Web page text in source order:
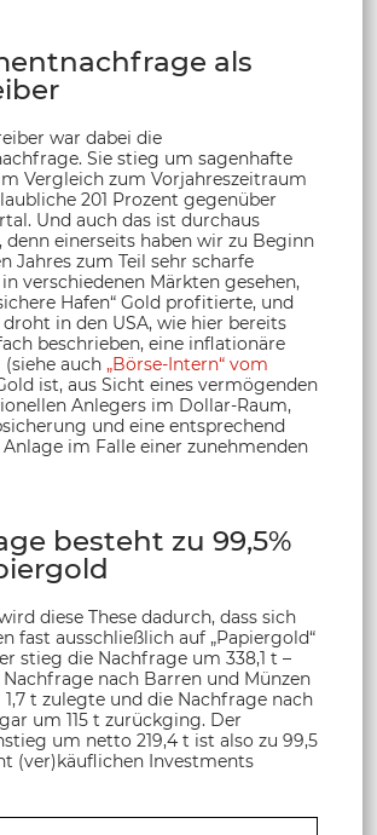
als
war dabei die
Sie stieg um sagenhafte
Vergleich zum Vorjahreszeitraum
201 Prozent gegenüber
Und auch das ist durchaus
denn einerseits haben wir zu Beginn
Jahres zum Teil sehr scharfe
verschiedenen Märkten gesehen,
Hafen“ Gold profitierte, und
in den USA, wie hier bereits
beschrieben, eine inflationäre
auch „Börse-Intern“ vom
ist, aus Sicht eines vermögenden
Anlegers im Dollar-Raum,
und eine entsprechend
im Falle einer zunehmenden
besteht zu 99,5%
diese These dadurch, dass sich
fast ausschließlich auf „Papiergold“
stieg die Nachfrage um 338,1 t –
nach Barren und Münzen
t zulegte und die Nachfrage nach
um 115 t zurückging. Der
um netto 219,4 t ist also zu 99,5
(ver)käuflichen Investments